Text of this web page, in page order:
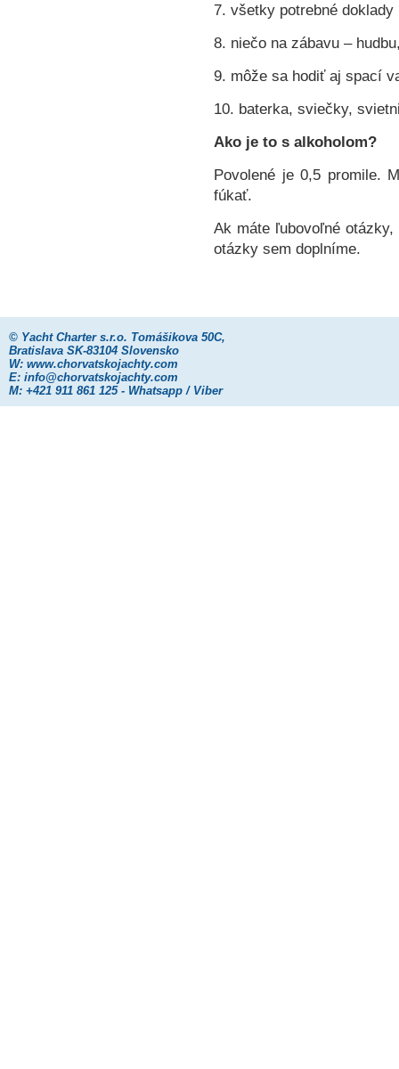
7. všetky potrebné doklady
8. niečo na zábavu –
9. môže sa hodiť aj spací
10. baterka, sviečky,
Ako je to s alkoholom?
Povolené je 0,5 promile.
fúkať.
Ak máte ľubovoľné
otázky sem doplníme.
© Yacht Charter s.r.o. Tomášikova 50C,
Bratislava SK-83104 Slovensko
W: www.chorvatskojachty.com
E: info@chorvatskojachty.com
M: +421 911 861 125 - Whatsapp / Viber